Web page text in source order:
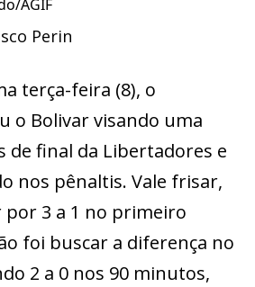
AGIF
Perin
terça-feira (8), o
o Bolivar visando uma
de final da Libertadores e
nos pênaltis. Vale frisar,
3 a 1 no primeiro
foi buscar a diferença no
2 a 0 nos 90 minutos,